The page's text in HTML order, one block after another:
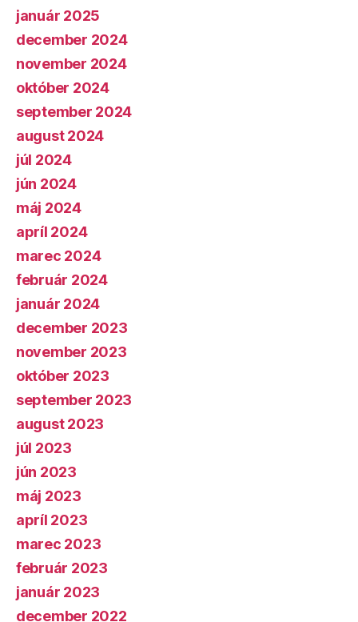
január 2025
december 2024
november 2024
október 2024
september 2024
august 2024
júl 2024
jún 2024
máj 2024
apríl 2024
marec 2024
február 2024
január 2024
december 2023
november 2023
október 2023
september 2023
august 2023
júl 2023
jún 2023
máj 2023
apríl 2023
marec 2023
február 2023
január 2023
december 2022